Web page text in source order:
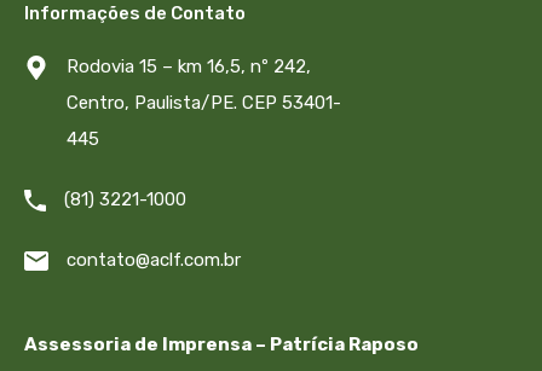
Informações de Contato
Rodovia 15 – km 16,5, nº 242,
Centro, Paulista/PE. CEP 53401-
445
(81) 3221-1000
contato@aclf.com.br
Assessoria de Imprensa – Patrícia Raposo